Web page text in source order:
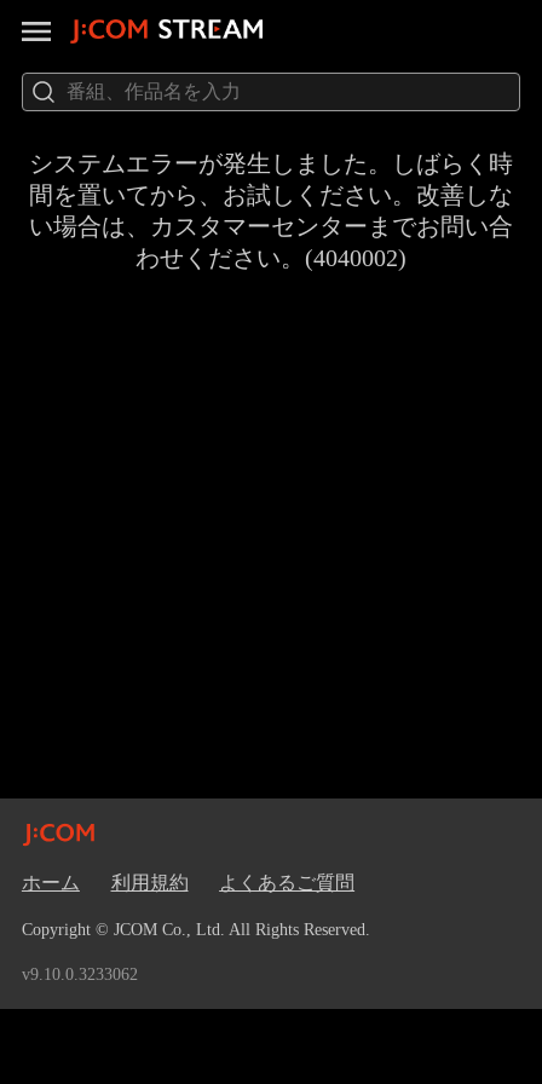
システムエラーが発生しました。しばらく時
間を置いてから、お試しください。改善しな
い場合は、カスタマーセンターまでお問い合
わせください。(4040002)
ホーム 利用規約 よくあるご質問
Copyright © JCOM Co., Ltd. All Rights Reserved.
v9.10.0.3233062